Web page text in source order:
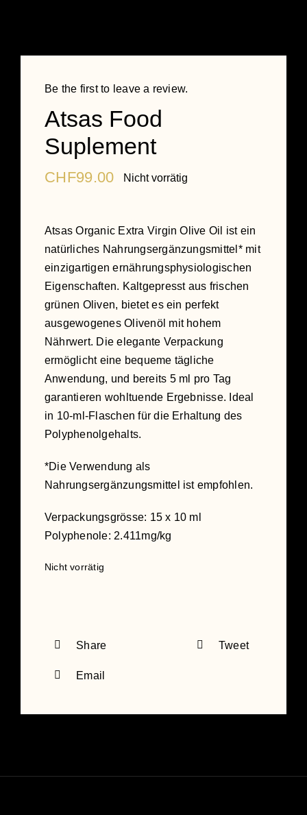
Be the first to leave a review.
Atsas Food
Suplement
CHF99.00 Nicht vorrätig
Atsas Organic Extra Virgin Olive Oil ist ein
natürliches Nahrungsergänzungsmittel* mit
einzigartigen ernährungsphysiologischen
Eigenschaften. Kaltgepresst aus frischen
grünen Oliven, bietet es ein perfekt
ausgewogenes Olivenöl mit hohem
Nährwert. Die elegante Verpackung
ermöglicht eine bequeme tägliche
Anwendung, und bereits 5 ml pro Tag
garantieren wohltuende Ergebnisse. Ideal
in 10-ml-Flaschen für die Erhaltung des
Polyphenolgehalts.
*Die Verwendung als
Nahrungsergänzungsmittel ist empfohlen.
Verpackungsgrösse: 15 x 10 ml
Polyphenole: 2.411mg/kg
Nicht vorrätig
Share Tweet
Email